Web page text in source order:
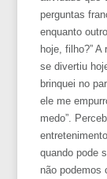
perguntas
enquanto
hoje, filho?”
se divertiu
brinquei no
ele me
medo”.
quando pode
não podemos